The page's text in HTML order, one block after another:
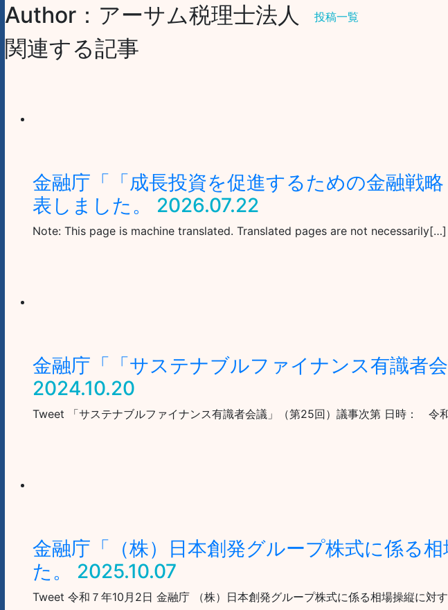
Author：アーサム税理士法人 投稿一覧
関連する記事
金融庁「「成長投資を促進するための金融戦
表しました。
2026.07.22
Note: This page is machine translated. Translated pages are not necessarily[…]
金融庁「「サステナブルファイナンス有識者
2024.10.20
Tweet 「サステナブルファイナンス有識者会議」（第25回）議事次第 日時：
金融庁「（株）日本創発グループ株式に係る
た。
2025.10.07
Tweet 令和７年10月2日 金融庁 （株）日本創発グループ株式に係る相場操縦に